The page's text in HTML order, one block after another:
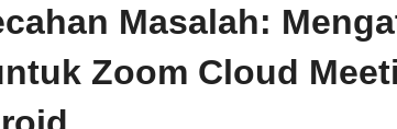
Masalah:
Zoom Cloud